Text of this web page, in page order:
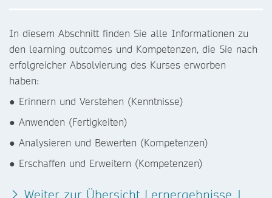
In diesem Abschnitt finden Sie alle Informationen zu
den learning outcomes und Kompetenzen, die Sie nach
erfolgreicher Absolvierung des Kurses erworben
haben:
● Erinnern und Verstehen (Kenntnisse)
● Anwenden (Fertigkeiten)
● Analysieren und Bewerten (Kompetenzen)
● Erschaffen und Erweitern (Kompetenzen)
Weiter zur Übersicht Lernergebnisse |